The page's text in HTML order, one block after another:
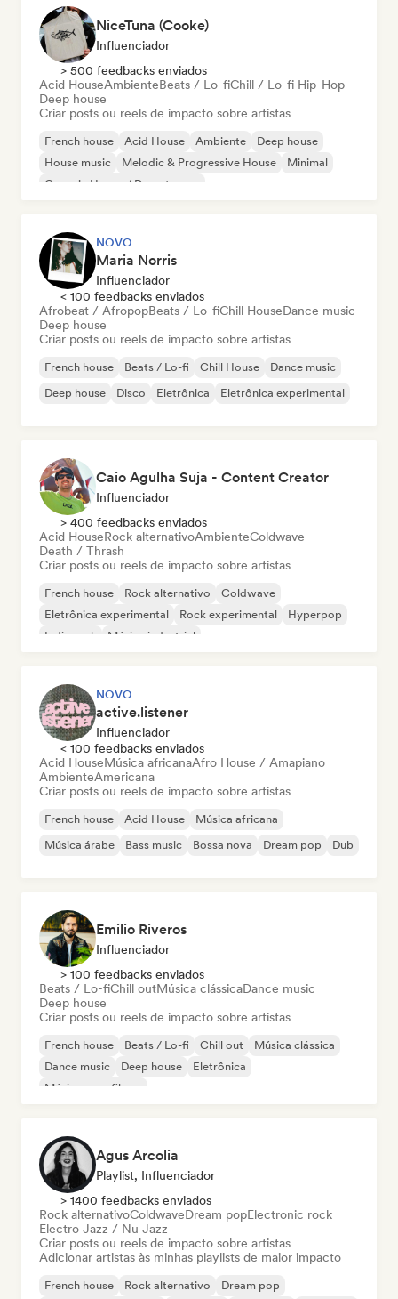
NiceTuna (Cooke)
Influenciador
> 500 feedbacks enviados
Acid HouseAmbienteBeats / Lo-fiChill / Lo-fi Hip-Hop
Deep house
Criar posts ou reels de impacto sobre artistas
French house Acid House Ambiente
Deep house
House music
Melodic & Progressive House
Minimal
Organic House / Downtempo
NOVO
Maria Norris
Influenciador
< 100 feedbacks enviados
Afrobeat / AfropopBeats / Lo-fiChill HouseDance music
Deep house
Criar posts ou reels de impacto sobre artistas
French house Beats / Lo-fi Chill House
Dance music
Deep house
Disco Eletrônica Eletrônica experimental
Caio Agulha Suja - Content Creator
Influenciador
> 400 feedbacks enviados
Acid HouseRock alternativoAmbienteColdwave
Death / Thrash
Criar posts ou reels de impacto sobre artistas
French house Rock alternativo
Coldwave
Eletrônica experimental
Rock experimental
Hyperpop
Indie rock
Música industrial
NOVO
active.listener
Influenciador
< 100 feedbacks enviados
Acid HouseMúsica africanaAfro House / Amapiano
AmbienteAmericana
Criar posts ou reels de impacto sobre artistas
French house Acid House
Música africana
Música árabe
Bass music Bossa nova Dream pop Dub
Emilio Riveros
Influenciador
> 100 feedbacks enviados
Beats / Lo-fiChill outMúsica clássicaDance music
Deep house
Criar posts ou reels de impacto sobre artistas
French house Beats / Lo-fi Chill out
Música clássica
Dance music
Deep house
Eletrônica
Música para filmes
Agus Arcolia
Playlist, Influenciador
> 1400 feedbacks enviados
Rock alternativoColdwaveDream popElectronic rock
Electro Jazz / Nu Jazz
Criar posts ou reels de impacto sobre artistas
Adicionar artistas às minhas playlists de maior impacto
French house Rock alternativo Dream pop